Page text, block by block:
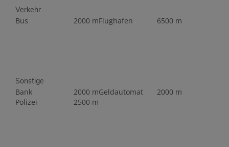
Verkehr
Bus 2000 mFlughafen 6500 m
Sonstige
Bank 2000 mGeldautomat
2000 m
Polizei
2500 m